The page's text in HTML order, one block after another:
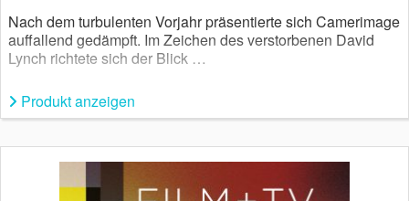
Nach dem turbulenten Vorjahr präsentierte sich Camerimage
auffallend gedämpft. Im Zeichen des verstorbenen David
Lynch richtete sich der Blick …
Produkt anzeigen